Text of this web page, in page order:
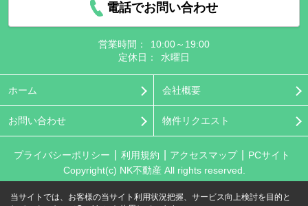
電話でお問い合わせ
営業時間：
10:00～19:00
定休日：
水曜日
ホーム 会社概要
お問い合わせ 物件リクエスト
プライバシーポリシー 利用規約 アクセスマップ
PCサイト
Copyright(c) NK不動産 All rights reserved.
当サイトでは、お客様の当サイト利用状況把握、サービス向上検討を目的と